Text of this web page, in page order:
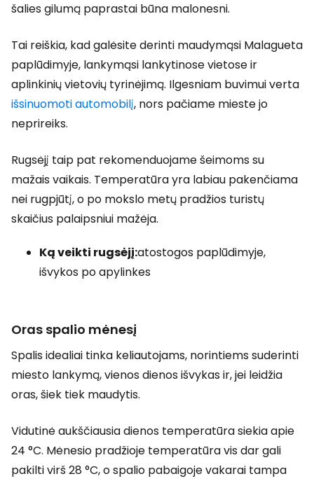
šalies gilumą paprastai būna malonesni.
Tai reiškia, kad galėsite derinti maudymąsi Malagueta
paplūdimyje, lankymąsi lankytinose vietose ir
aplinkinių vietovių tyrinėjimą. Ilgesniam buvimui verta
išsinuomoti automobilį, nors pačiame mieste jo
neprireiks.
Rugsėjį taip pat rekomenduojame šeimoms su
mažais vaikais. Temperatūra yra labiau pakenčiama
nei rugpjūtį, o po mokslo metų pradžios turistų
skaičius palaipsniui mažėja.
Ką veikti rugsėjį:atostogos paplūdimyje,
išvykos po apylinkes
Oras spalio mėnesį
Spalis idealiai tinka keliautojams, norintiems suderinti
miesto lankymą, vienos dienos išvykas ir, jei leidžia
oras, šiek tiek maudytis.
Vidutinė aukščiausia dienos temperatūra siekia apie
24 °C. Mėnesio pradžioje temperatūra vis dar gali
pakilti virš 28 °C, o spalio pabaigoje vakarai tampa